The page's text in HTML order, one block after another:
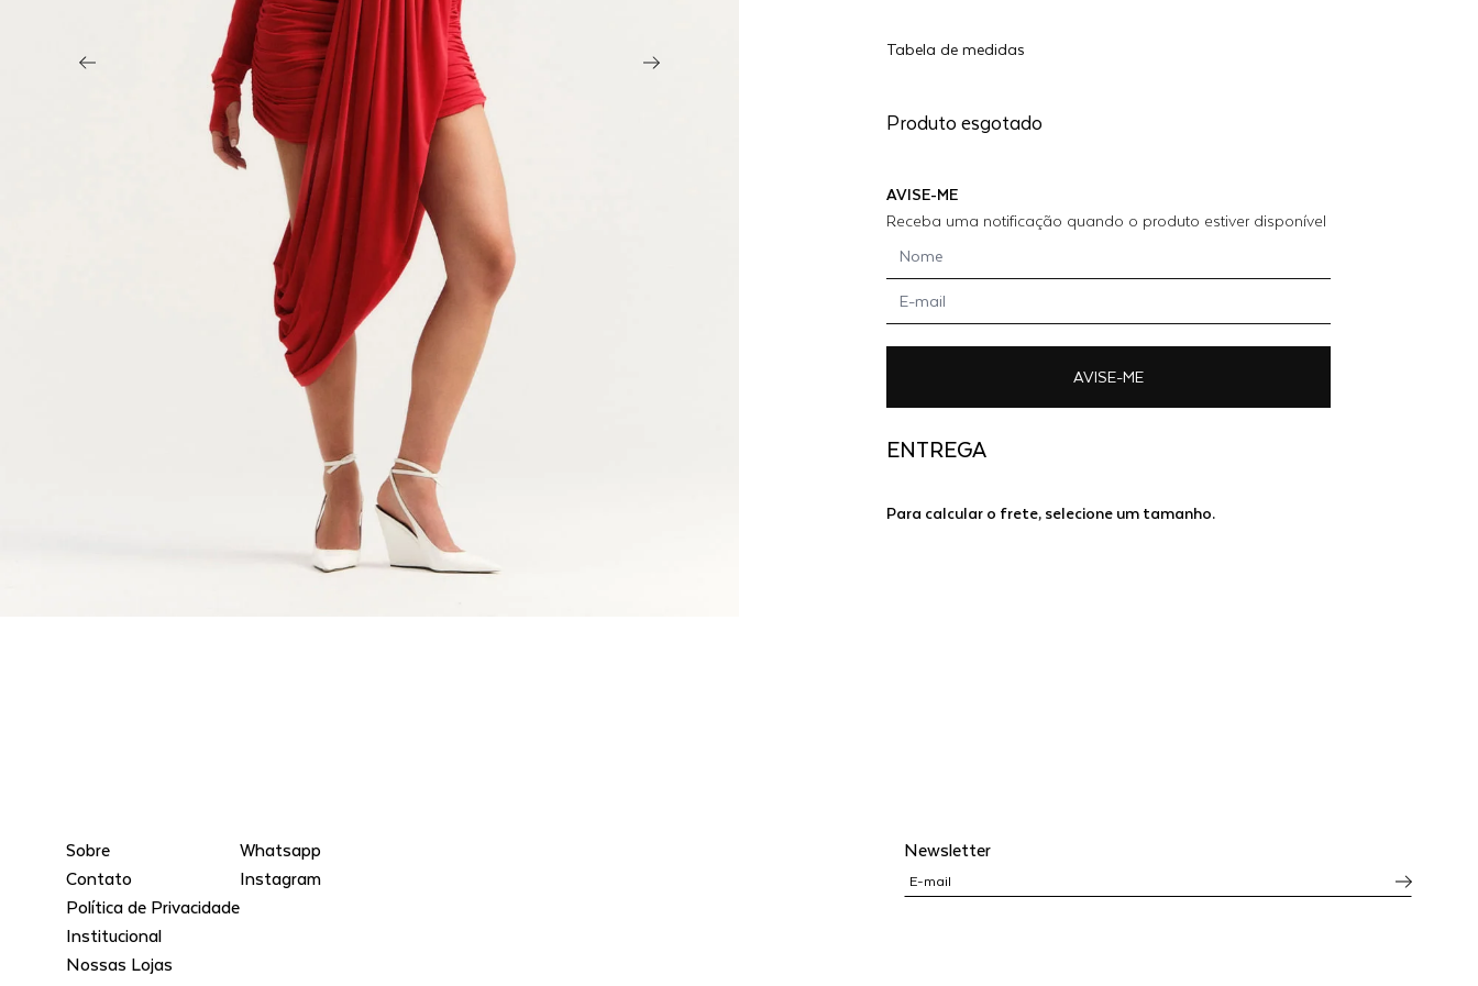
Tabela de medidas
Produto esgotado
AVISE-ME
Receba uma notificação quando o produto estiver disponível
AVISE-ME
ENTREGA
Para calcular o frete, selecione um tamanho.
Sobre
Contato
Política de Privacidade
Institucional
Nossas Lojas
Whatsapp
Instagram
Newsletter